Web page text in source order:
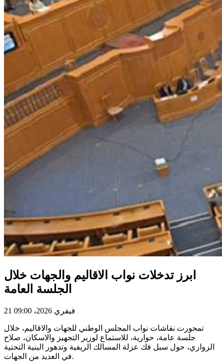
ابرز تدخلات نواب الاقاليم والجهات خلال
الجلسة العامة
21 فيفري 2026، 09:00
تمحورت نقاشات نواب المجلس الوطني للجهات والاقاليم، خلال
جلسة عامة، حوارية، للاستماع لوزير التجهيز والاسكان، صلاح
الزواري، حول سبل فك عزلة المسالك الريفية وتدهور البنية التحتية
في العديد من الجهات.